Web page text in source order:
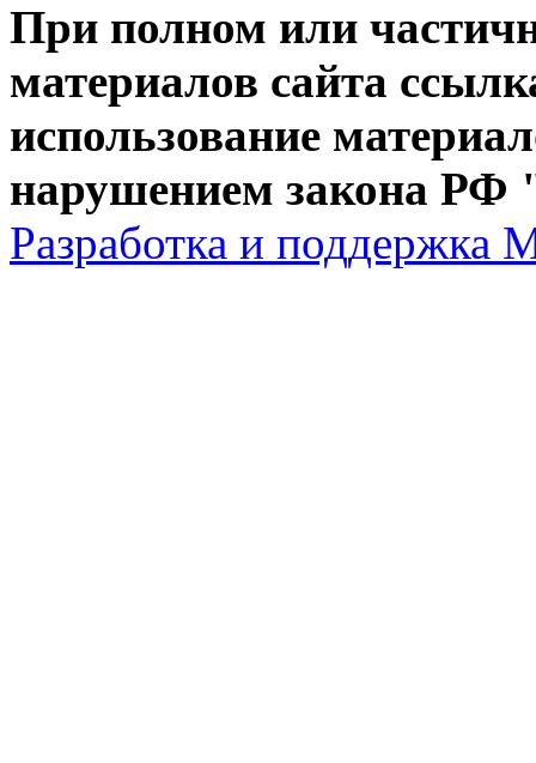
При полном или
материалов сайта
использование
нарушением закона РФ
Разработка и